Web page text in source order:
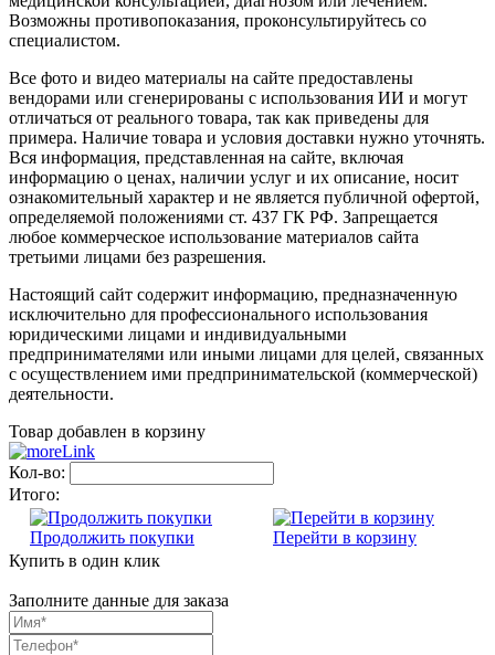
Возможны противопоказания, проконсультируйтесь со
специалистом.
Все фото и видео материалы на сайте предоставлены
вендорами или сгенерированы с использования ИИ и могут
отличаться от реального товара, так как приведены для
примера. Наличие товара и условия доставки нужно уточнять.
Вся информация, представленная на сайте, включая
информацию о ценах, наличии услуг и их описание, носит
ознакомительный характер и не является публичной офертой,
определяемой положениями ст. 437 ГК РФ. Запрещается
любое коммерческое использование материалов сайта
третьими лицами без разрешения.
Настоящий сайт содержит информацию, предназначенную
исключительно для профессионального использования
юридическими лицами и индивидуальными
предпринимателями или иными лицами для целей, связанных
с осуществлением ими предпринимательской (коммерческой)
деятельности.
Товар добавлен в корзину
Кол-во:
Итого:
Продолжить покупки
Перейти в корзину
Купить в один клик
Заполните данные для заказа